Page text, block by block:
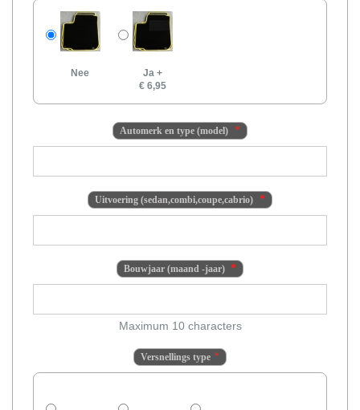
Nee Ja +
€ 6,95
Automerk en type (model)
Uitvoering (sedan,combi,coupe,cabrio)
Bouwjaar (maand -jaar)
Maximum 10 characters
Versnellings type